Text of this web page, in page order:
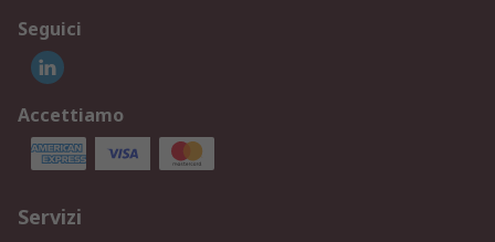
Seguici
Accettiamo
Servizi